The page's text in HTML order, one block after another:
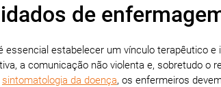
de
essencial estabelecer um vínculo terapêutico
a comunicação não violenta e, sobretudo o
sintomatologia da doença, os enfermeiros